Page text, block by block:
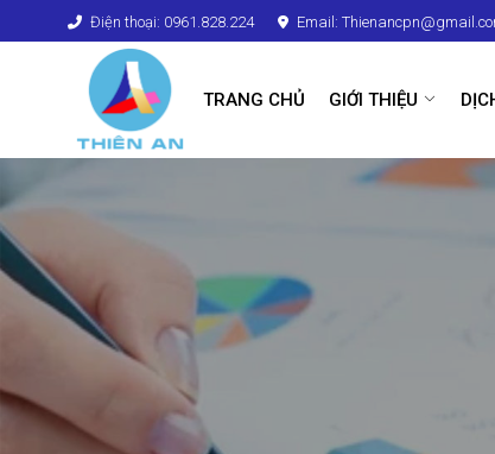
Điện thoại: 0961.828.224 Email:
TRANG CHỦ GIỚI THIỆU